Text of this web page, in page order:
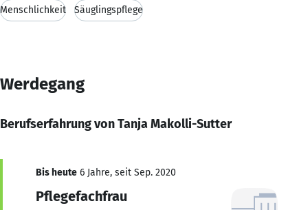
Menschlichkeit Säuglingspflege
Werdegang
Berufserfahrung von Tanja Makolli-Sutter
Bis heute 6 Jahre, seit Sep. 2020
Pflegefachfrau